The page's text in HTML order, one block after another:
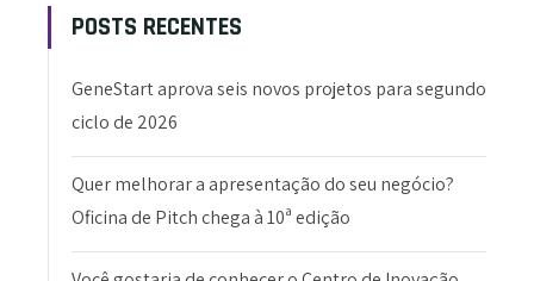
POSTS RECENTES
GeneStart aprova seis novos projetos para segundo
ciclo de 2026
Quer melhorar a apresentação do seu negócio?
Oficina de Pitch chega à 10ª edição